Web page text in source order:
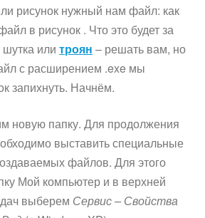
рисунок нужный нам файл: как
в рисунок . Что это будет за
или троян – решать вам, но
с расширением .exe мы
запихнуть. Начнём.
новую папку. Для продолжения
выставить специальные
файлов. Для этого
Мой компьютер и в верхней
выберем Сервис – Свойства